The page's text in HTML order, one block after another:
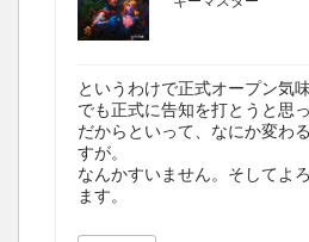
というわけで正式オープン気
でも正式に告知を打とうと思
だからといって、なにか変わ
すが。
なんかすいません。そしてよ
ます。